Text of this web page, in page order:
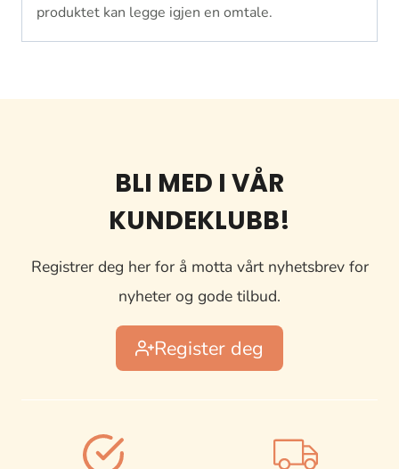
produktet kan legge igjen en omtale.
BLI MED I VÅR
KUNDEKLUBB!
Registrer deg her for å motta vårt nyhetsbrev for
nyheter og gode tilbud.
Register deg